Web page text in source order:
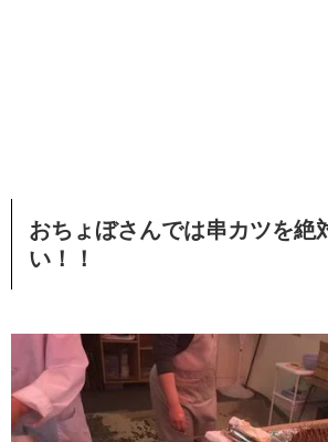
おちょぼさんでは串カツを絶
い！！